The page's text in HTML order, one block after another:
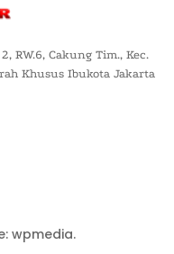
RW.6, Cakung Tim., Kec.
Khusus Ibukota Jakarta
wpmedia.